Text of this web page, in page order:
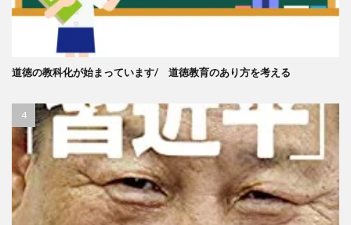
道徳の教科化が始まっています/ 道徳教育のあり方を考える